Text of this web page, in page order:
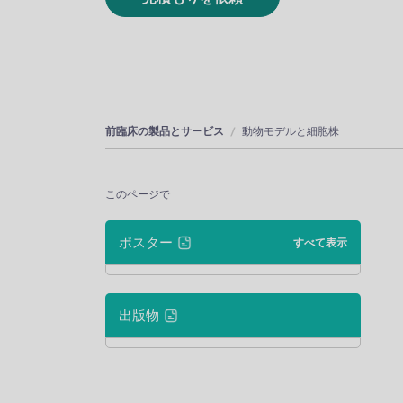
前臨床の製品とサービス 動物モデルと細胞株
このページで
ポスター すべて表示
出版物